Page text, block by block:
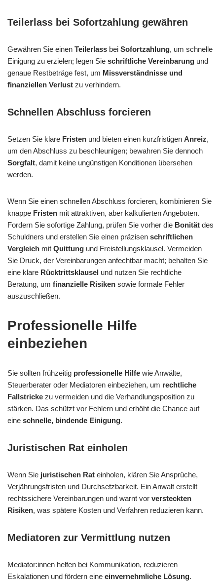
Teilerlass bei Sofortzahlung gewähren
Gewähren Sie einen Teilerlass bei Sofortzahlung, um schnelle
Einigung zu erzielen; legen Sie schriftliche Vereinbarung und
genaue Restbeträge fest, um Missverständnisse und
finanziellen Verlust zu verhindern.
Schnellen Abschluss forcieren
Setzen Sie klare Fristen und bieten einen kurzfristigen Anreiz,
um den Abschluss zu beschleunigen; bewahren Sie dennoch
Sorgfalt, damit keine ungünstigen Konditionen übersehen
werden.
Wenn Sie einen schnellen Abschluss forcieren, kombinieren Sie
knappe Fristen mit attraktiven, aber kalkulierten Angeboten.
Fordern Sie sofortige Zahlung, prüfen Sie vorher die Bonität des
Schuldners und erstellen Sie einen präzisen schriftlichen
Vergleich mit Quittung und Freistellungsklausel. Vermeiden
Sie Druck, der Vereinbarungen anfechtbar macht; behalten Sie
eine klare Rücktrittsklausel und nutzen Sie rechtliche
Beratung, um finanzielle Risiken sowie formale Fehler
auszuschließen.
Professionelle Hilfe
einbeziehen
Sie sollten frühzeitig professionelle Hilfe wie Anwälte,
Steuerberater oder Mediatoren einbeziehen, um rechtliche
Fallstricke zu vermeiden und die Verhandlungsposition zu
stärken. Das schützt vor Fehlern und erhöht die Chance auf
eine schnelle, bindende Einigung.
Juristischen Rat einholen
Wenn Sie juristischen Rat einholen, klären Sie Ansprüche,
Verjährungsfristen und Durchsetzbarkeit. Ein Anwalt erstellt
rechtssichere Vereinbarungen und warnt vor versteckten
Risiken, was spätere Kosten und Verfahren reduzieren kann.
Mediatoren zur Vermittlung nutzen
Mediator:innen helfen bei Kommunikation, reduzieren
Eskalationen und fördern eine einvernehmliche Lösung.